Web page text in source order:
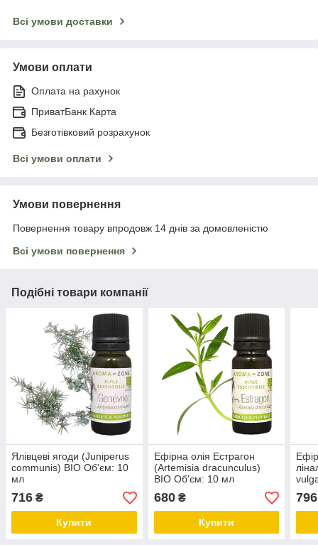
Всі умови доставки
Умови оплати
Оплата на рахунок
ПриватБанк Карта
Безготівковий розрахунок
Всі умови оплати
Умови повернення
Повернення товару впродовж 14 днів за домовленістю
Всі умови повернення
Подібні товари компанії
Ялівцеві ягоди (Juniperus
communis) BIO Об'єм: 10
мл
716 ₴
Купити
Ефірна олія Естрагон
(Artemisia dracunculus)
BIO Об'єм: 10 мл
680₴
Купити
796